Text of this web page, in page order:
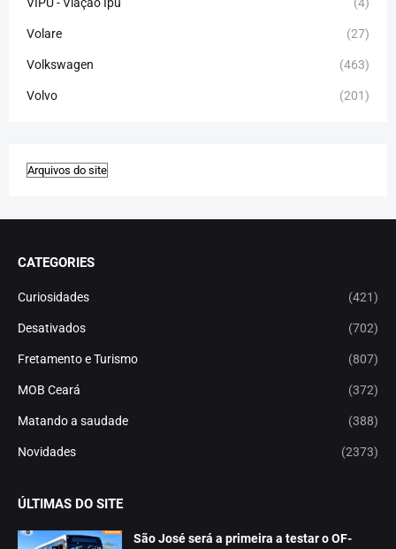
Volare (27)
Volkswagen (463)
Volvo (201)
CATEGORIES
Curiosidades (421)
Desativados (702)
Fretamento e Turismo (807)
MOB Ceará (372)
Matando a saudade (388)
Novidades (2373)
ÚLTIMAS DO SITE
São José será a primeira a testar o OF-